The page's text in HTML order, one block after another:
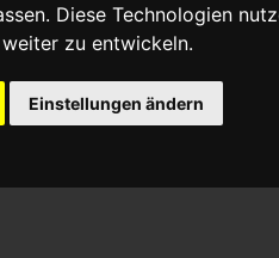
Diese Technologien
zu entwickeln.
Einstellungen ändern